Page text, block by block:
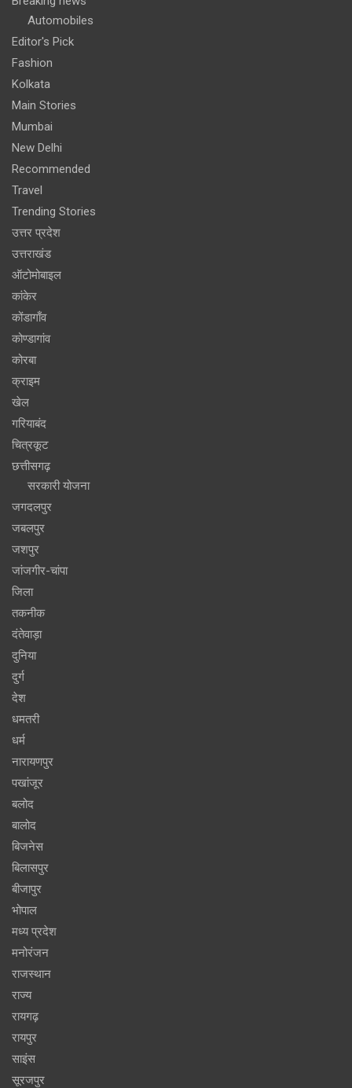
Automobiles
Editor's Pick
Fashion
Kolkata
Main Stories
Mumbai
New Delhi
Recommended
Travel
Trending Stories
उत्तर प्रदेश
उत्तराखंड
ऑटोमोबाइल
कांकेर
कोंडागाँव
कोण्डागांव
कोरबा
क्राइम
खेल
गरियाबंद
चित्रकूट
छत्तीसगढ़
सरकारी योजना
जगदलपुर
जबलपुर
जशपुर
जांजगीर-चांपा
जिला
तकनीक
दंतेवाड़ा
दुनिया
दुर्ग
देश
धमतरी
धर्म
नारायणपुर
पखांजूर
बलोद
बालोद
बिजनेस
बिलासपुर
बीजापुर
भोपाल
मध्य प्रदेश
मनोरंजन
राजस्थान
राज्य
रायगढ़
रायपुर
साइंस
सूरजपुर